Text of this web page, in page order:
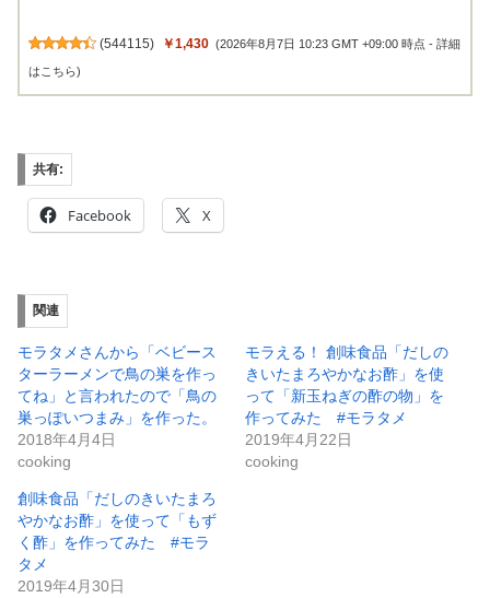
(544115) ￥1,430 (2026年8月7日 10:23 GMT +09:00 時点 -詳細
はこちら)
共有:
Facebook X
関連
モラタメさんから「ベビース
ターラーメンで鳥の巣を作っ
てね」と言われたので「鳥の
巣っぽいつまみ」を作った。
2018年4月4日
cooking
モラえる！ 創味食品「だしの
きいたまろやかなお酢」を使
って「新玉ねぎの酢の物」を
作ってみた #モラタメ
2019年4月22日
cooking
創味食品「だしのきいたまろ
やかなお酢」を使って「もず
く酢」を作ってみた #モラ
タメ
2019年4月30日